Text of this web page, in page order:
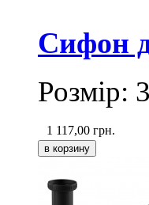
Сифон
Розмір:
1 117,00 грн.